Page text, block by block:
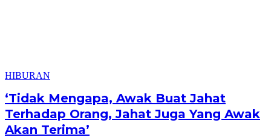
HIBURAN
‘Tidak Mengapa, Awak Buat Jahat
Terhadap Orang, Jahat Juga Yang Awak
Akan Terima’